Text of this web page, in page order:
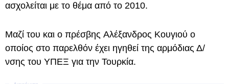
ασχολείται με το θέμα από το 2010.
Μαζί του και ο πρέσβης Αλέξανδρος Κουγιού ο
οποίος στο παρελθόν έχει ηγηθεί της αρμόδιας Δ/
νσης του ΥΠΕΞ για την Τουρκία.